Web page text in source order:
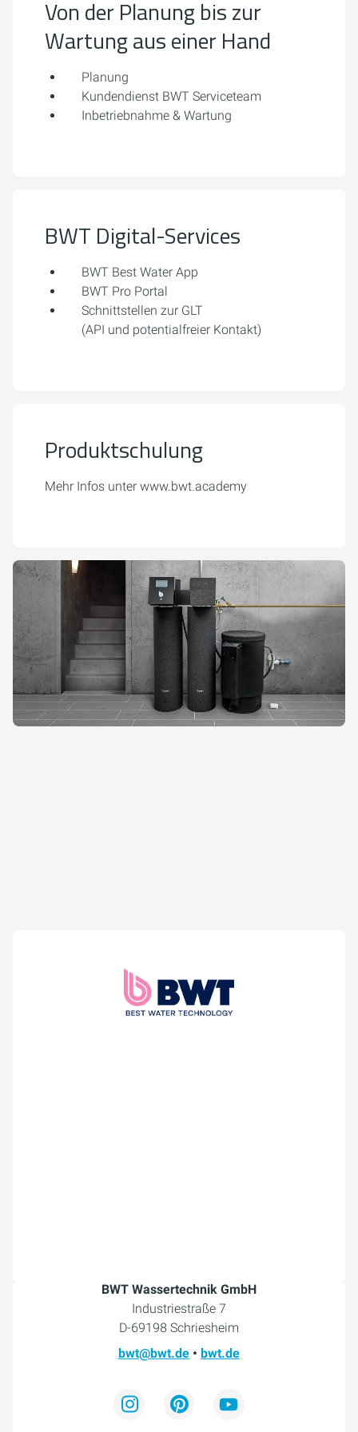
Von der Planung bis zur
Wartung aus einer Hand
Planung
Kundendienst BWT Serviceteam
Inbetriebnahme & Wartung
BWT Digital-Services
BWT Best Water App
BWT Pro Portal
Schnittstellen zur GLT
(API und potentialfreier Kontakt)
Produktschulung
Mehr Infos unter www.bwt.academy
BWT Wassertechnik GmbH
Industriestraße 7
D-69198 Schriesheim
bwt@bwt.de • bwt.de